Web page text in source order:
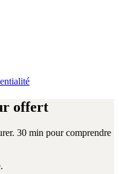
offert
30 min pour comprendre